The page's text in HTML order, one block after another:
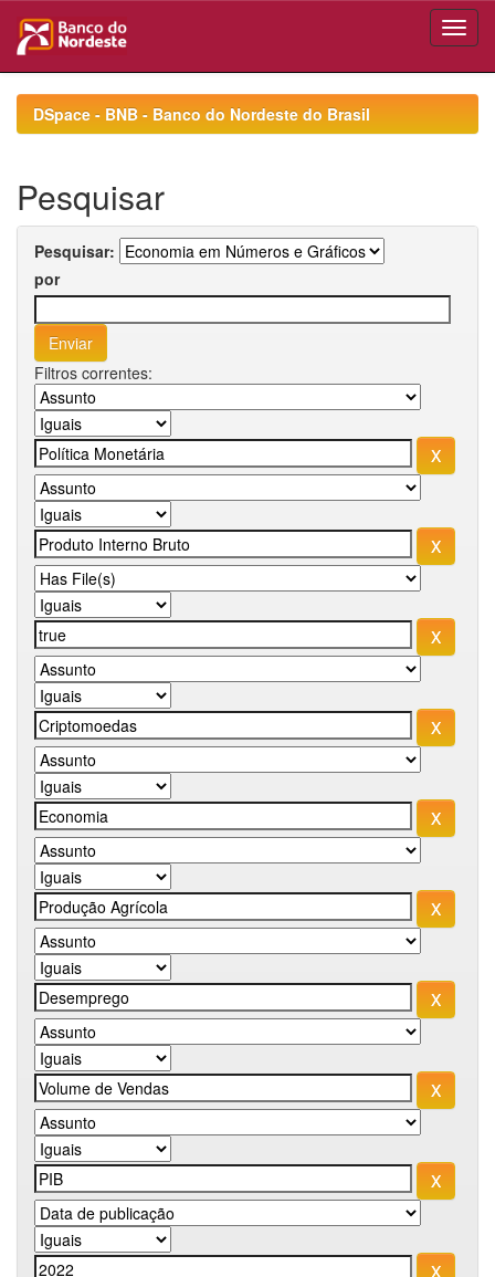
navigationDSpace - BNB - Banco do Nordeste do Brasil
Pesquisar
Pesquisar:
por
Filtros correntes: